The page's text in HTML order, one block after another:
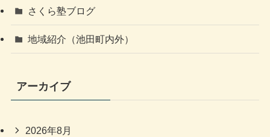
さくら塾ブログ
地域紹介（池田町内外）
アーカイブ
2026年8月